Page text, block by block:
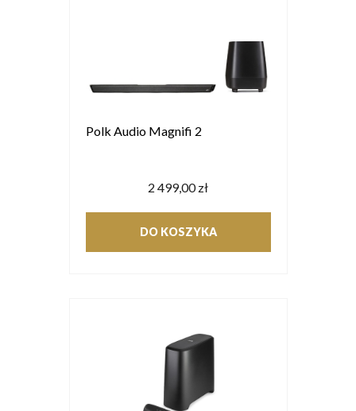
Polk Audio Magnifi 2
2 499,00 zł
DO KOSZYKA